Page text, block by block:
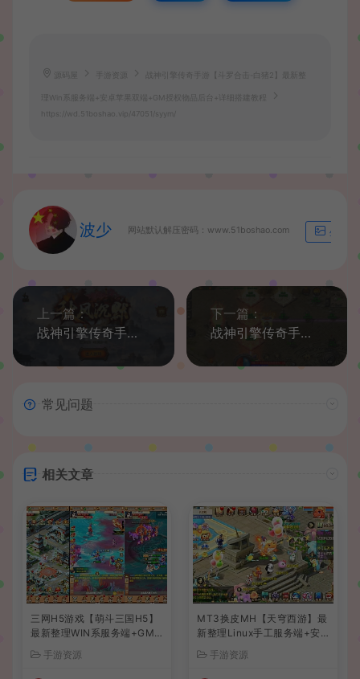
手游资源 战神引擎传奇手游【斗罗合击-白猪2】最新整
理Win系服务端+安卓苹果双端+GM授权物品后台+详细搭建教程
https://wd.51boshao.vip/47051/syym/
波少 网站默认解压密码：www.51boshao.com 生成海
上一篇：
战神引擎传奇手游【秋风沉默-白猪3】最新整理Win系服务端+安卓苹果双端+GM授权物品后台+详细搭建教程
下一篇：
战神引擎传奇手游【1.80永恒盛世精品-白猪3】最新整理Win系服务端+安卓苹果双端+GM授权物品后台+详细搭建教程
常见问题
相关文章
三网H5游戏【萌斗三国H5】
最新整理WIN系服务端+GM
后台+详细搭建教程
手游资源
MT3换皮MH【天穹西游】最
新整理Linux手工服务端+安
卓苹果双端+GM后台+详细搭
建教程+全套源码+视频教程
手游资源